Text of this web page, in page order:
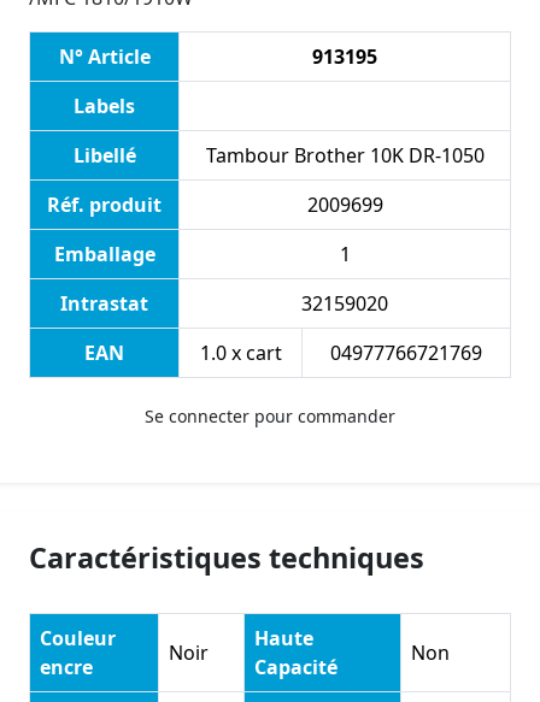
N° Article
913195
Labels
Libellé
Tambour Brother 10K DR-1050
Réf. produit
2009699
Emballage
1
Intrastat
32159020
EAN
1.0 x cart 04977766721769
Se connecter pour commander
Caractéristiques techniques
Couleur
encre
Noir
Haute
Capacité
Non